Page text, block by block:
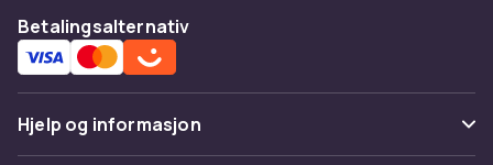
Populære kategorier innen
elektronikktilbehør
Skjermbeskyttelse av herdet glass (tempered
glass) med 9H-hardhet beskytter
Betalingsalternativ
Hjelp og informasjon